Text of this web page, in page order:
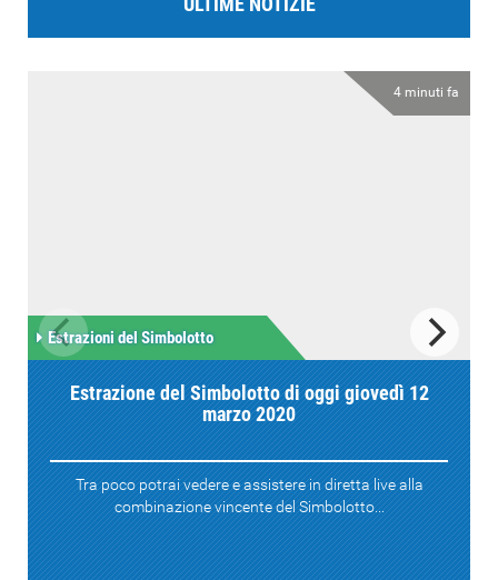
4 minuti fa
Estrazioni del Simbolotto
Estrazione del Simbolotto di oggi giovedì 12
marzo 2020
Tra poco potrai vedere e assistere in diretta live alla
combinazione vincente del Simbolotto...